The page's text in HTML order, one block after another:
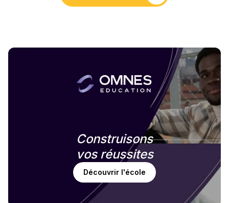
Construisons
vos réussites
Découvrir l'école